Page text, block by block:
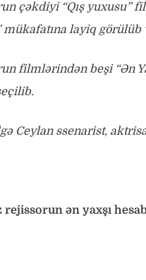
çəkdiyi “Qış yuxusu”
mükafatına layiq
filmlərindən beşi “Ən
Ceylan ssenarist,
rejissorun ən yaxşı